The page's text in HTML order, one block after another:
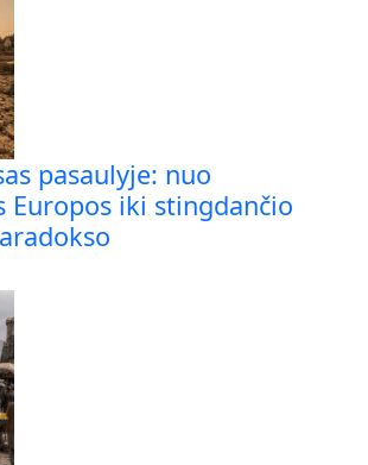
pasaulyje: nuo
Europos iki stingdančio